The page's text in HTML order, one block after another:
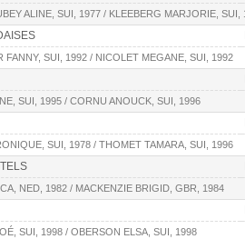
ALINE, SUI, 1977 / KLEEBERG MARJORIE, SUI,
FANNY, SUI, 1992 / NICOLET MEGANE, SUI, 1992
SUI, 1995 / CORNU ANOUCK, SUI, 1996
SUI, 1978 / THOMET TAMARA, SUI, 1996
NED, 1982 / MACKENZIE BRIGID, GBR, 1984
SUI, 1998 / OBERSON ELSA, SUI, 1998